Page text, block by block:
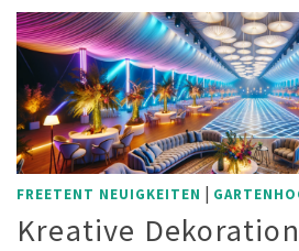
FREETENT NEUIGKEITEN |
Kreative